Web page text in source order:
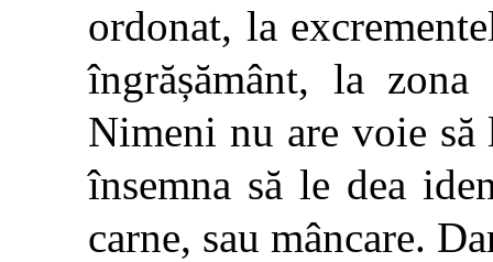
ordonat, la
îngrășământ, la
Nimeni nu are voie să
însemna să le dea
carne, sau mâncare.